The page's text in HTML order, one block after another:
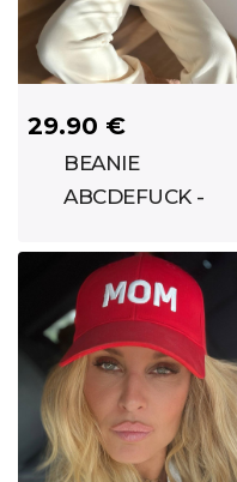
29.90 €
BEANIE
ABCDEFUCK -